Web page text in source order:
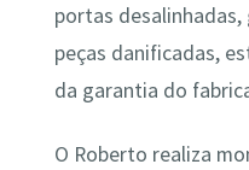
portas
peças danificadas,
da garantia do
O Roberto realiza